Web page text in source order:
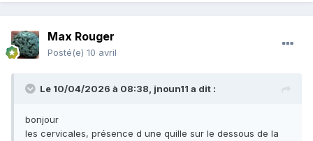
Max Rouger
Posté(e) 10 avril
Le 10/04/2026 à 08:38, jnoun11 a dit :
bonjour
les cervicales, présence d une quille sur le dessous de la